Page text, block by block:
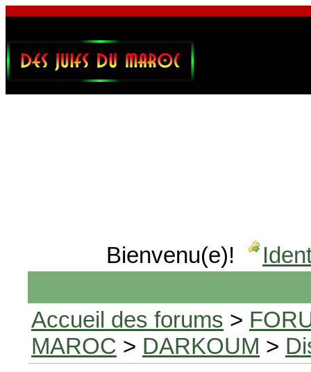
Bienvenu(e)!
Accueil des forums >
MAROC > DARKOUM >